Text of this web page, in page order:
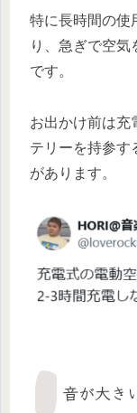
特に長時間の使
り、急ぎで空気
です。
お出かけ前は充
テリーを持参す
があります。
音が大き